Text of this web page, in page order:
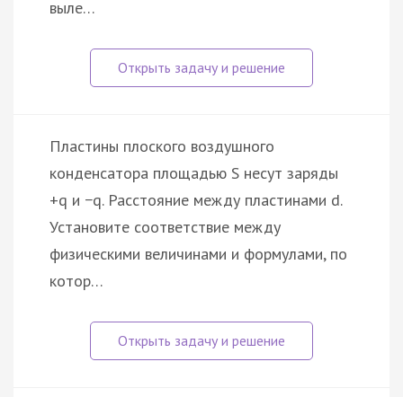
выле…
Пластины плоского воздушного
конденсатора площадью S несут заряды
+q и −q. Расстояние между пластинами d.
Установите соответствие между
физическими величинами и формулами, по
котор…